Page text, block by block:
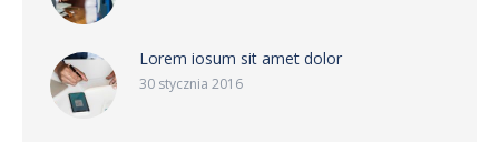
Lorem iosum sit amet dolor
30 stycznia 2016